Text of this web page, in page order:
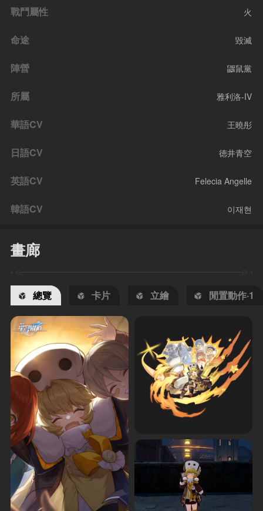
戰鬥屬性 火
命途 毀滅
陣營 鼴鼠黨
所屬 雅利洛-IV
華語CV 王曉彤
日語CV 徳井青空
英語CV Felecia Angelle
韓語CV 이재현
畫廊
總覽 卡片 立繪 閒置動作·1